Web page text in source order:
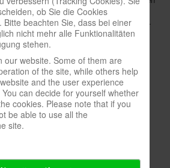
30 CaratsvonFabien Chevillon
Appsoll bald folgen. (© Foto A.
ob Sie die Cookies
Bitte beachten Sie, dass bei einer
nicht mehr alle Funktionalitäten
stehen.
our website. Some of them are
of the site, while others help
and the user experience
can decide for yourself whether
cookies. Please note that if you
be able to use all the
site.